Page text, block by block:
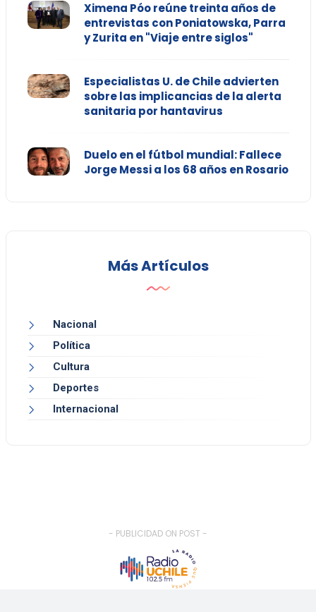
Ximena Póo reúne treinta años de
entrevistas con Poniatowska, Parra
y Zurita en "Viaje entre siglos"
Especialistas U. de Chile advierten
sobre las implicancias de la alerta
sanitaria por hantavirus
Duelo en el fútbol mundial: Fallece
Jorge Messi a los 68 años en Rosario
Más Artículos
Nacional
Política
Cultura
Deportes
Internacional
- PUBLICIDAD ON POST -